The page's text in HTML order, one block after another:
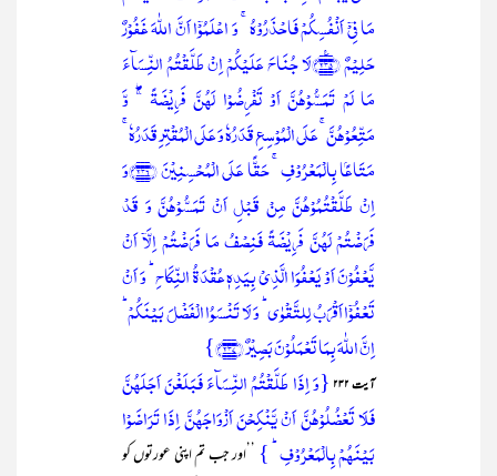
مَا فِیۡۤ اَنۡفُسِکُمۡ فَاحۡذَرُوۡہُ ۚ وَ اعۡلَمُوۡۤا اَنَّ اللّٰہَ غَفُوۡرٌ
حَلِیۡمٌ ﴿۲۳۵﴾٪لَا جُنَاحَ عَلَیۡکُمۡ اِنۡ طَلَّقۡتُمُ النِّسَآءَ
مَا لَمۡ تَمَسُّوۡہُنَّ اَوۡ تَفۡرِضُوۡا لَہُنَّ فَرِیۡضَۃً ۚۖ وَّ
مَتِّعُوۡہُنَّ ۚ عَلَی الۡمُوۡسِعِ قَدَرُہٗ وَ عَلَی الۡمُقۡتِرِ قَدَرُہٗ ۚ
مَتَاعًۢا بِالۡمَعۡرُوۡفِ ۚ حَقًّا عَلَی الۡمُحۡسِنِیۡنَ ﴿۲۳۶﴾وَ
اِنۡ طَلَّقۡتُمُوۡہُنَّ مِنۡ قَبۡلِ اَنۡ تَمَسُّوۡہُنَّ وَ قَدۡ
فَرَضۡتُمۡ لَہُنَّ فَرِیۡضَۃً فَنِصۡفُ مَا فَرَضۡتُمۡ اِلَّاۤ اَنۡ
یَّعۡفُوۡنَ اَوۡ یَعۡفُوَا الَّذِیۡ بِیَدِہٖ عُقۡدَۃُ النِّکَاحِ ؕ وَ اَنۡ
تَعۡفُوۡۤا اَقۡرَبُ لِلتَّقۡوٰی ؕ وَ لَا تَنۡسَوُا الۡفَضۡلَ بَیۡنَکُمۡ ؕ
اِنَّ اللّٰہَ بِمَا تَعۡمَلُوۡنَ بَصِیۡرٌ ﴿۲۳۷﴾}
آیت ۲۳۲
{وَ اِذَا طَلَّقۡتُمُ النِّسَآءَ فَبَلَغۡنَ اَجَلَہُنَّ
فَلَا تَعۡضُلُوۡہُنَّ اَنۡ یَّنۡکِحۡنَ اَزۡوَاجَہُنَّ اِذَا تَرَاضَوۡا
بَیۡنَہُمۡ بِالۡمَعۡرُوۡفِ ؕ } ’’اور جب تم اپنی عورتوں کو